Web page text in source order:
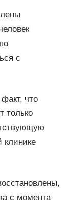
с
что
только
клинике
с момента